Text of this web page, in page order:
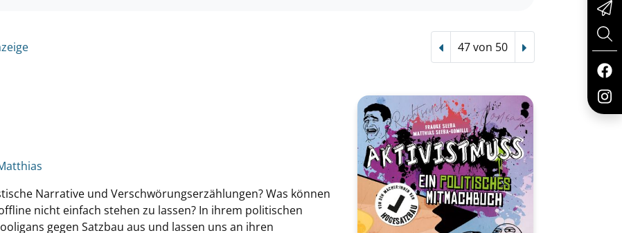
Vorheriger Treffer
47 von 50 Nächster Treffer
Narrative und Verschwörungserzählungen? Was können
nicht einfach stehen zu lassen? In ihrem politischen
gegen Satzbau aus und lassen uns an ihren